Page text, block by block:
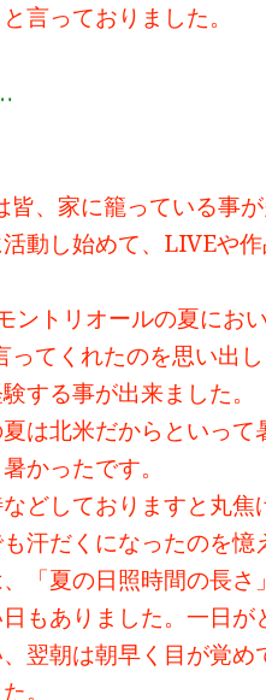
言っておりました。
皆、家に籠っている事
動し始めて、LIVEや
ントリオールの夏にお
ってくれたのを思い出
する事が出来ました。
は北米だからといって
かったです。
どしておりますと丸
汗だくになったのを
「夏の日照時間の長
もありました。一日が
翌朝は朝早く目が覚
。